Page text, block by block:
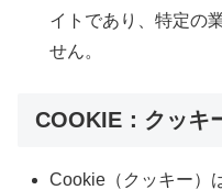
イトであり、特定の
せん。
COOKIE：クッキ
Cookie（クッキー）